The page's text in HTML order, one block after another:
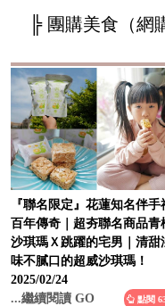
╠ 團購美食（網
『聯名限定』花蓮知名伴手
百年傳奇｜超夯聯名商品青
沙琪瑪Ｘ跳躍的宅男｜清甜
味不膩口的超威沙琪瑪！
2025/02/24
...繼續閱讀 GO
點閱